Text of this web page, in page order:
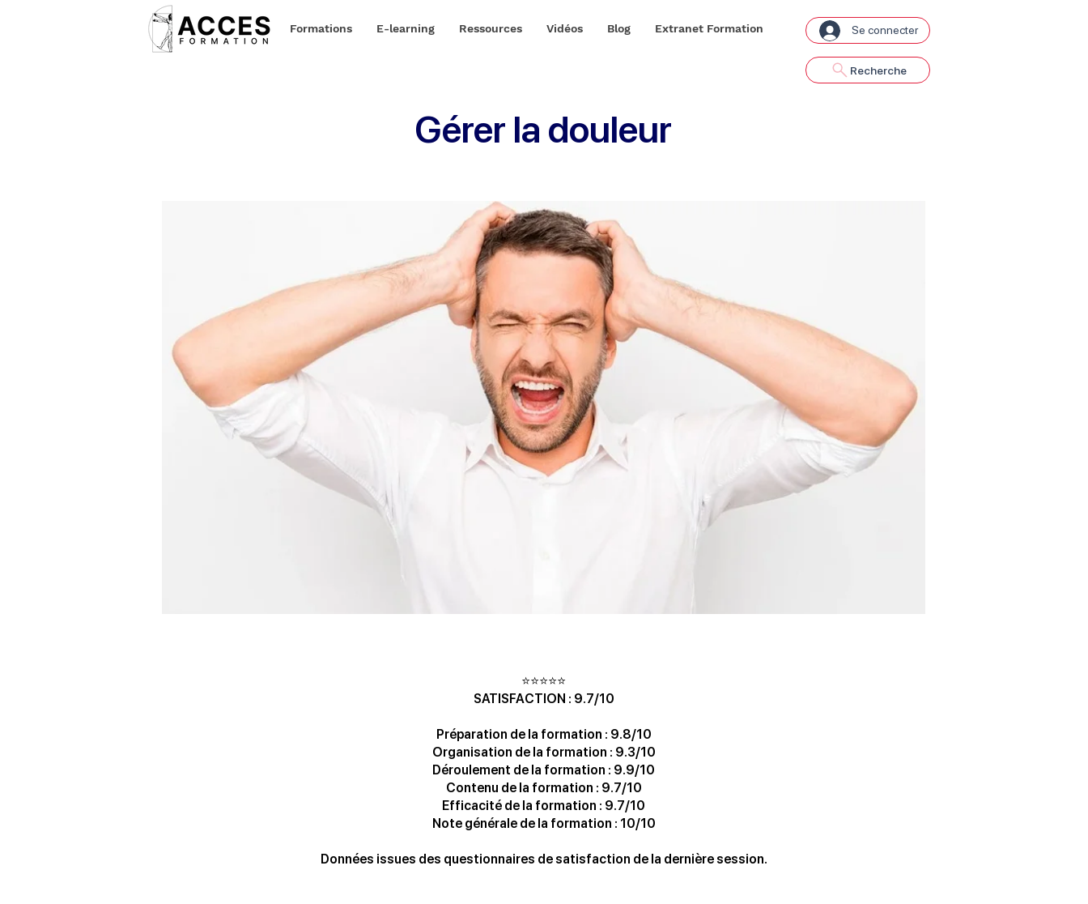
Formations E-learning Ressources Vidéos Blog Extranet Formation Se connecter
Recherche
Gérer la douleur
⭐⭐⭐⭐⭐
SATISFACTION : 9.7/10
Préparation de la formation : 9.8/10
Organisation de la formation : 9.3/10
Déroulement de la formation : 9.9/10
Contenu de la formation : 9.7/10
Efficacité de la formation : 9.7/10
Note générale de la formation : 10/10
Données issues des questionnaires de satisfaction de la dernière session.